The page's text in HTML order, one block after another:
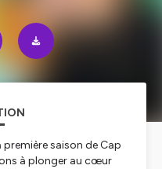
première saison de Cap
à plonger au cœur